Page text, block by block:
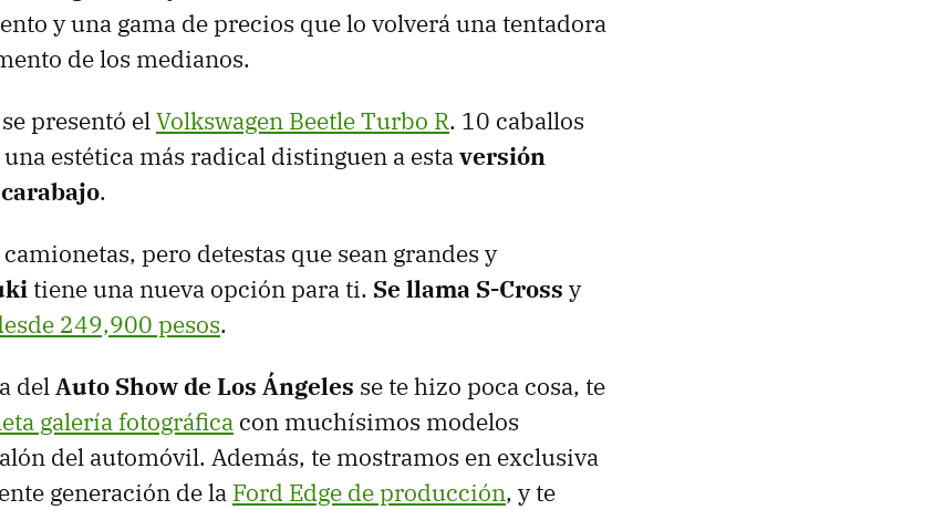
y una gama de precios que lo volverá una tentadora
de los medianos.
presentó elVolkswagen Beetle Turbo R. 10 caballos
estética más radical distinguen a estaversión
.
pero detestas que sean grandes y
tiene una nueva opción para ti. Se llama S-Cross y
249,900 pesos.
delAuto Show de Los Ángeles se te hizo poca cosa, te
galería fotográfica con muchísimos modelos
del automóvil. Además, te mostramos en exclusiva
generación de la Ford Edge de producción, y te